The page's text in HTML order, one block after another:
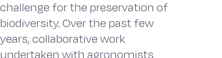
challenge for the preservation of
biodiversity. Over the past few
years, collaborative work